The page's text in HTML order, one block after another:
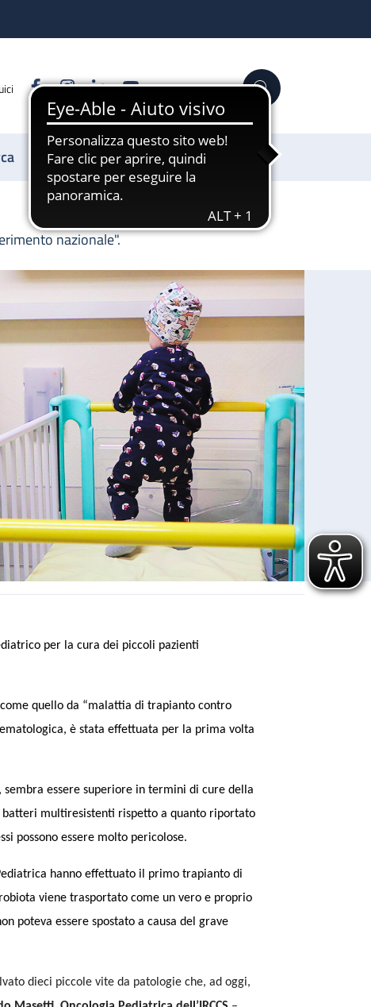
FacebookInstagram
LinkedinYouTube Cerca
Sostienici
nazionale".
"punto di riferimento nazionale".
per la cura dei piccoli pazienti
quello da “malattia di trapianto contro
è stata effettuata per la prima volta
essere superiore in termini di cure della
batteri multiresistenti rispetto a quanto riportato
possono essere molto pericolose.
hanno effettuato il primo trapianto di
viene trasportato come un vero e proprio
poteva essere spostato a causa del grave
dieci piccole vite da patologie che, ad oggi,